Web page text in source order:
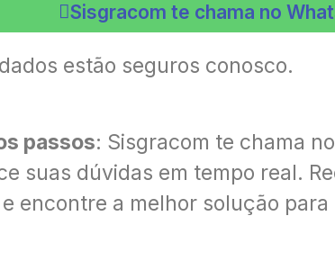
Sisgracom te chama no
dados estão seguros conosco.
passos: Sisgracom te chama
suas dúvidas em tempo real.
encontre a melhor solução para